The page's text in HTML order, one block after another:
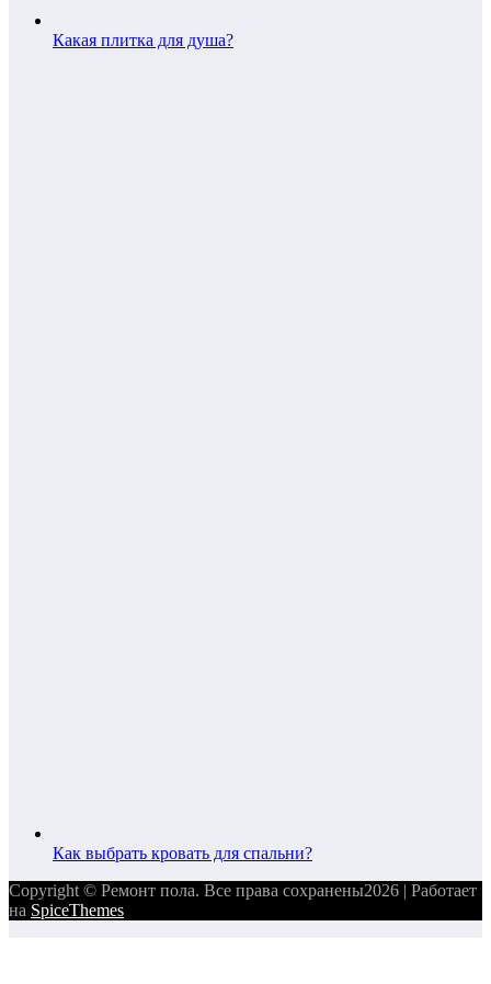
Какая плитка для душа?
Как выбрать кровать для спальни?
Copyright © Ремонт пола. Все права сохранены2026 | Работает
на SpiceThemes